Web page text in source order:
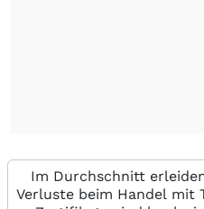
Im Durchschnitt
Verluste beim Handel